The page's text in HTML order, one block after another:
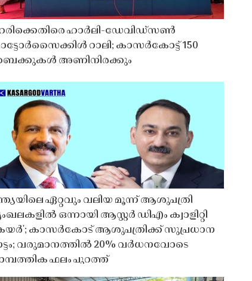
ഹാർലി-ഡേവിഡ്‌സൺ
റാലി; കാസർകോട്ട് 150
അണിനിരക്കും
ഏറ്റവും വലിയ മൂന്ന് ആശുപത്രി
ഒന്നായി ആസ്റ്റർ ഡിഎം ക്വാളിറ്റി
കാസർകോട് ആശുപത്രിക്ക് സുപ്രധാന
വരുമാനത്തിൽ 20% വർധനവോടെ
ഫലം പുറത്ത്